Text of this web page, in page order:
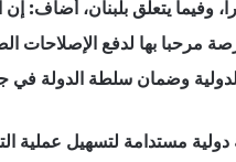
وفيما يتعلق بلبنان، أضاف:
مرحبا بها لدفع الإصلاحات
وضمان سلطة الدولة في
مستدامة لتسهيل عملية